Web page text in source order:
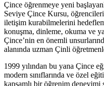
Çince öğrenmeye yeni
Seviye Çince Kursu,
iletişim kurabilmelerini
konuşma, dinleme, okuma ve
Çince’nin en önemli
alanında uzman Çinli
1999 yılından bu yana Çince
modern sınıflarında ve özel
kapsamlı bir öğrenim deneyimi